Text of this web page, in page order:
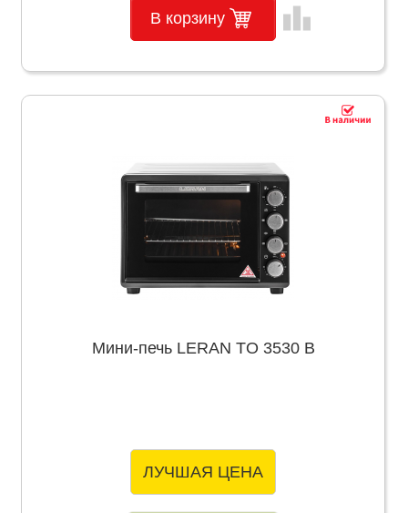
В корзину leaderboard
Мини-печь LERAN TO 3530 B
ЛУЧШАЯ ЦЕНА